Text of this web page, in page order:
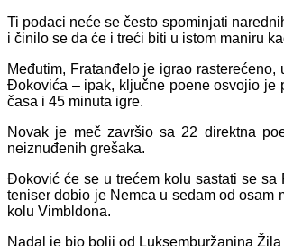
Ti podaci neće se često spominjati
i činilo se da će i treći biti u istom maniru
Međutim, Fratanđelo je igrao
Đokovića – ipak, ključne poene osvojio je
časa i 45 minuta igre.
Novak je meč završio sa 22 direktna
neiznuđenih grešaka.
Đoković će se u trećem kolu sastati se
teniser dobio je Nemca u sedam od
kolu Vimbldona.
Nadal je bio bolji od Luksemburžanina